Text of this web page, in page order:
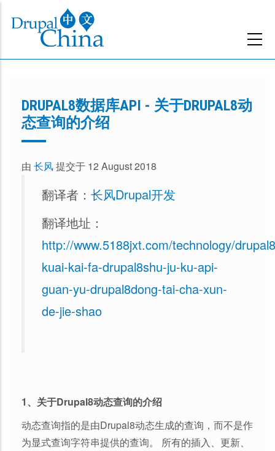
主
DRUPAL8数据库API - 关于DRUPAL8动
态查询的介绍
由 长风提交于 12 August 2018
翻译者： 长风Drupal开发
翻译地址：
http://www.5188jxt.com/technology/
kuai-kai-fa-drupal8shu-ju-ku-api-
guan-yu-drupal8dong-tai-cha-xun-
de-jie-shao
1、关于Drupal8动态查询的介绍
动态查询指的是由Drupal8动态生成的查询，而不是作
为显式查询字符串提供的查询。 所有的插入、更新、